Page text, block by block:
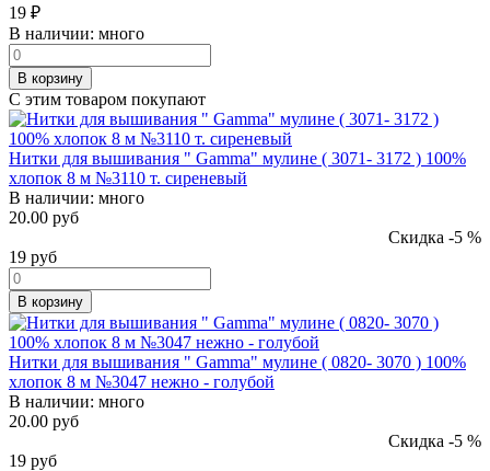
19 ₽
В наличии: много
В корзину
С этим товаром покупают
Нитки для вышивания " Gamma" мулине ( 3071- 3172 ) 100%
хлопок 8 м №3110 т. сиреневый
В наличии: много
20.00 руб
Скидка -5 %
19 руб
В корзину
Нитки для вышивания " Gamma" мулине ( 0820- 3070 ) 100%
хлопок 8 м №3047 нежно - голубой
В наличии: много
20.00 руб
Скидка -5 %
19 руб